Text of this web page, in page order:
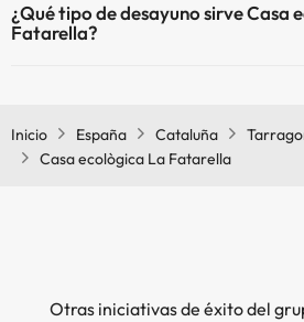
tipo menú.
¿Qué tipo de desayuno sirve Casa
Fatarella?
Inicio España Cataluña
Casa ecològica La Fatarella
Otras iniciativas de éxito del